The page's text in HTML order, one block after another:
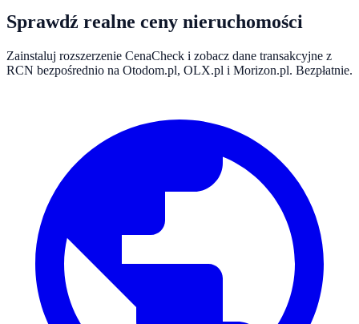
Sprawdź realne ceny nieruchomości
Zainstaluj rozszerzenie CenaCheck i zobacz dane transakcyjne z
RCN bezpośrednio na Otodom.pl, OLX.pl i Morizon.pl. Bezpłatnie.